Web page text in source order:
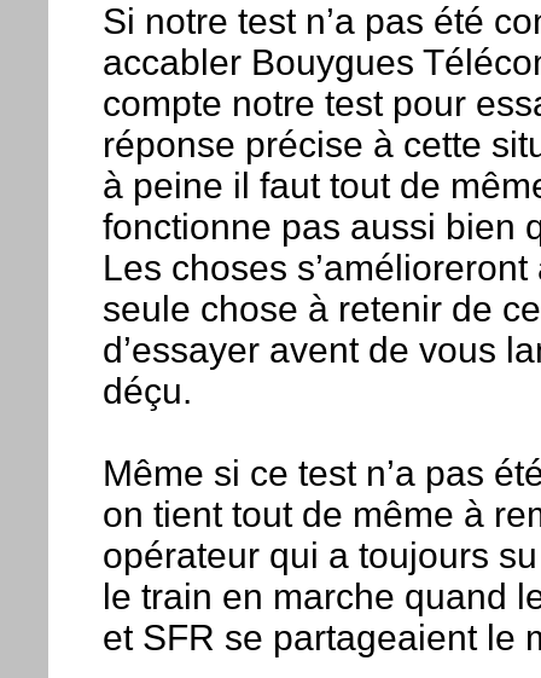
Si notre test n’a pas été
accabler Bouygues
compte notre test pour
réponse précise à cette
à peine il faut tout de
fonctionne pas aussi bien
Les choses
seule chose à retenir de
d’essayer avent de vous
déçu.
Même si ce test n’a pas
on tient tout de même à
opérateur qui a toujours
le train en marche quand
et SFR se partageaient le